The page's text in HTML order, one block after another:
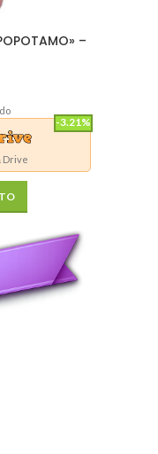
–
-3.21%
Drive